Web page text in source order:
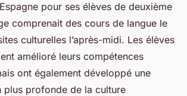
pour ses élèves de deuxième
comprenait des cours de langue le
culturelles l’après-midi. Les élèves
amélioré leurs compétences
ont également développé une
plus profonde de la culture